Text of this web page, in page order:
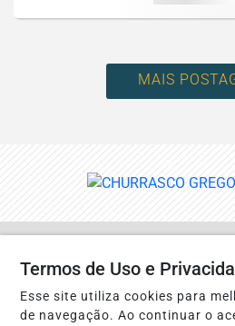
MAIS
Não possui
Você pode ler matérias
Termos de Uso e
Esse site utiliza cookies para
de navegação. Ao continuar o